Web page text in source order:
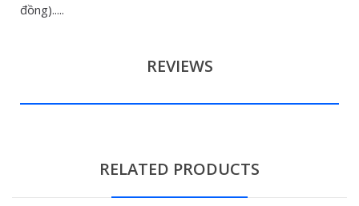
đồng).....
REVIEWS
RELATED PRODUCTS